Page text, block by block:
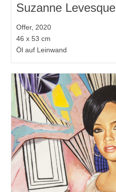
Suzanne Levesque
Offer, 2020
46 x 53 cm
Öl auf Leinwand